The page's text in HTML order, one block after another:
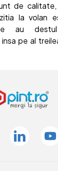
de
la volan
au
pe al
Linkedin